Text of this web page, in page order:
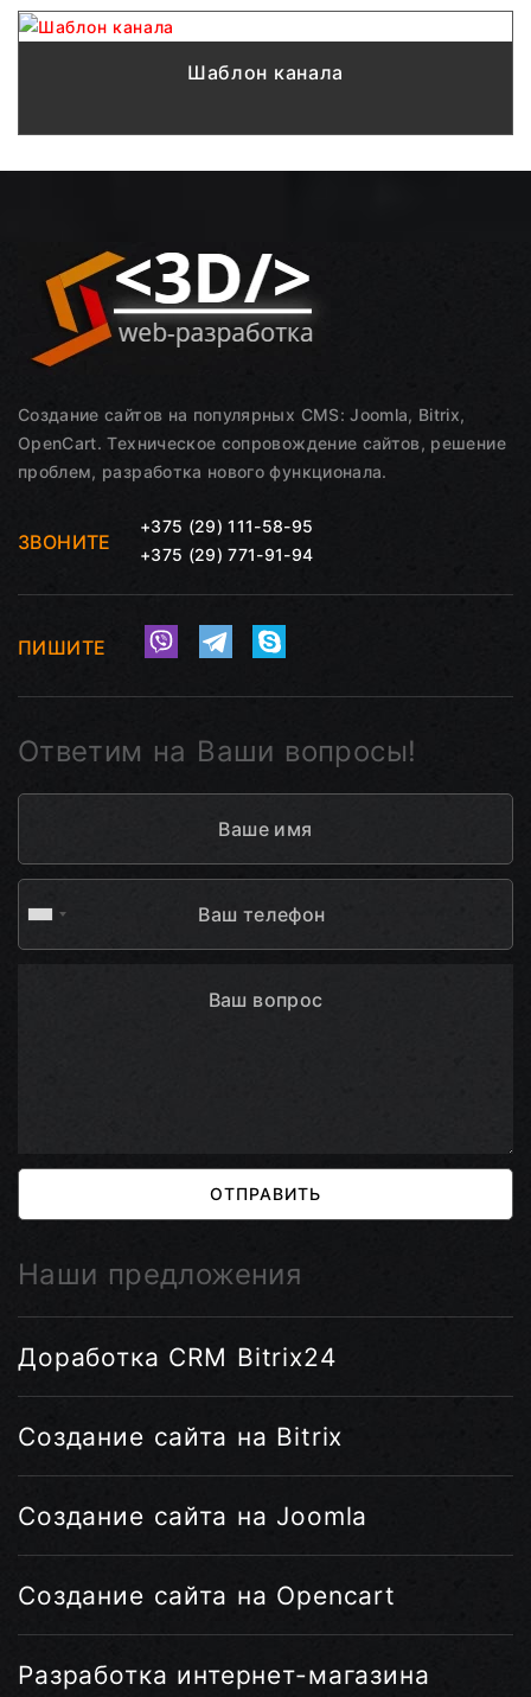
Шаблон канала
Создание сайтов на популярных CMS: Joomla, Bitrix,
OpenCart. Техническое сопровождение сайтов, решение
проблем, разработка нового функционала.
ЗВОНИТЕ
+375 (29) 111-58-95
+375 (29) 771-91-94
ПИШИТЕ
Ответим на Ваши вопросы!
ОТПРАВИТЬ
Наши предложения
Доработка CRM Bitrix24
Создание сайта на Bitrix
Создание сайта на Joomla
Создание сайта на Opencart
Разработка интернет-магазина